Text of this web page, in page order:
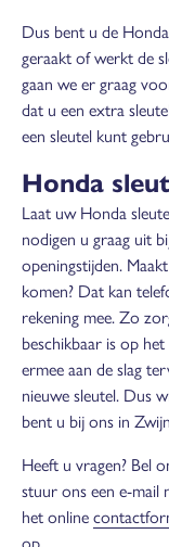
Dus bent u de
geraakt of werkt de
gaan we er graag
dat u een extra
een sleutel kunt
Honda
Laat uw Honda
nodigen u graag uit
openingstijden.
komen? Dat kan
rekening mee. Zo
beschikbaar is op
ermee aan de slag
nieuwe sleutel. Dus
bent u bij ons in
Heeft u vragen? Bel
stuur ons een e-mail
het online